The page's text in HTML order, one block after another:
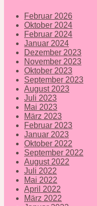
Februar 2026
Oktober 2024
Februar 2024
Januar 2024
Dezember 2023
November 2023
Oktober 2023
September 2023
August 2023
Juli 2023
Mai 2023
März 2023
Februar 2023
Januar 2023
Oktober 2022
September 2022
August 2022
Juli 2022
Mai 2022
April 2022
März 2022